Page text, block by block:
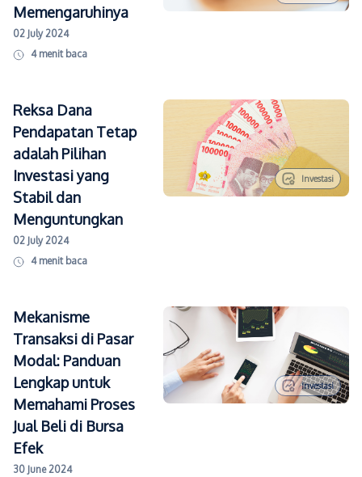
Memengaruhinya
02 July 2024
4 menit baca
Reksa Dana
Pendapatan Tetap
adalah Pilihan
Investasi yang
Stabil dan
Menguntungkan
02 July 2024
4 menit baca
Investasi
Mekanisme
Transaksi di Pasar
Modal: Panduan
Lengkap untuk
Memahami Proses
Jual Beli di Bursa
Efek
30 June 2024
Investasi